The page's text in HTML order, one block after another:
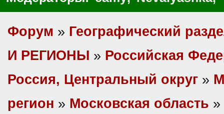
Форум » Географический
И РЕГИОНЫ » Российская
Россия, Центральный округ »
регион » Московская область »